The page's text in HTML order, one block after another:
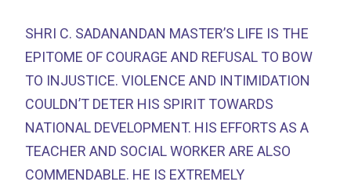
SHRI C. SADANANDAN MASTER’S LIFE IS THE
EPITOME OF COURAGE AND REFUSAL TO BOW
TO INJUSTICE. VIOLENCE AND INTIMIDATION
COULDN’T DETER HIS SPIRIT TOWARDS
NATIONAL DEVELOPMENT. HIS EFFORTS AS A
TEACHER AND SOCIAL WORKER ARE ALSO
COMMENDABLE. HE IS EXTREMELY